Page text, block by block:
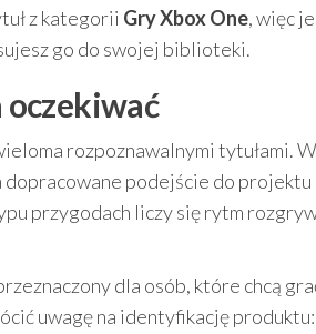
z kategorii Gry Xbox One, więc
go do swojej biblioteki.
oczekiwać
rozpoznawalnymi tytułami. W
dopracowane podejście do projektu
przygodach liczy się rytm
dla osób, które chcą
uwagę na identyfikację